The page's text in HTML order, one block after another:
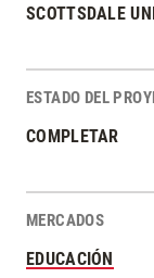
SCOTTSDALE
ESTADO DEL
COMPLETAR
MERCADOS
EDUCACIÓN